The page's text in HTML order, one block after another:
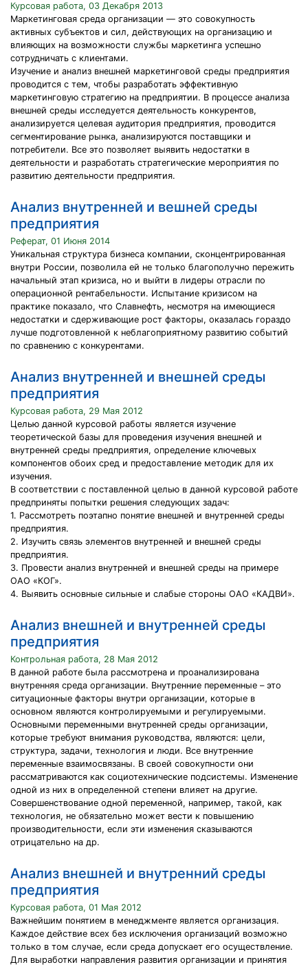
Курсовая работа, 03 Декабря 2013
Маркетинговая среда организации — это совокупность
активных субъектов и сил, действующих на организацию и
влияющих на возможности службы маркетинга успешно
сотрудничать с клиентами.
Изучение и анализ внешней маркетинговой среды предприятия
проводится с тем, чтобы разработать эффективную
маркетинговую стратегию на предприятии. В процессе анализа
внешней среды исследуется деятельность конкурентов,
анализируется целевая аудитория предприятия, проводится
сегментирование рынка, анализируются поставщики и
потребители. Все это позволяет выявить недостатки в
деятельности и разработать стратегические мероприятия по
развитию деятельности предприятия.
Анализ внутренней и вешней среды
предприятия
Реферат, 01 Июня 2014
Уникальная структура бизнеса компании, сконцентрированная
внутри России, позволила ей не только благополучно пережить
начальный этап кризиса, но и выйти в лидеры отрасли по
операционной рентабельности. Испытание кризисом на
практике показало, что Славнефть, несмотря на имеющиеся
недостатки и сдерживающие рост факторы, оказалась гораздо
лучше подготовленной к неблагоприятному развитию событий
по сравнению с конкурентами.
Анализ внутренней и внешней среды
предприятия
Курсовая работа, 29 Мая 2012
Целью данной курсовой работы является изучение
теоретической базы для проведения изучения внешней и
внутренней среды предприятия, определение ключевых
компонентов обоих сред и предоставление методик для их
изучения.
В соответствии с поставленной целью в данной курсовой работе
предприняты попытки решения следующих задач:
1. Рассмотреть поэтапно понятие внешней и внутренней среды
предприятия.
2. Изучить связь элементов внутренней и внешней среды
предприятия.
3. Провести анализ внутренней и внешней среды на примере
ОАО «КОГ».
4. Выявить основные сильные и слабые стороны ОАО «КАДВИ».
Анализ внешней и внутренней среды
предприятия
Контрольная работа, 28 Мая 2012
В данной работе была рассмотрена и проанализирована
внутренняя среда организации. Внутренние переменные – это
ситуационные факторы внутри организации, которые в
основном являются контролируемыми и регулируемыми.
Основными переменными внутренней среды организации,
которые требуют внимания руководства, являются: цели,
структура, задачи, технология и люди. Все внутренние
переменные взаимосвязаны. В своей совокупности они
рассматриваются как социотехнические подсистемы. Изменение
одной из них в определенной степени влияет на другие.
Совершенствование одной переменной, например, такой, как
технология, не обязательно может вести к повышению
производительности, если эти изменения сказываются
отрицательно на др.
Анализ внешней и внутренний среды
предприятия
Курсовая работа, 01 Мая 2012
Важнейшим понятием в менеджменте является организация.
Каждое действие всех без исключения организаций возможно
только в том случае, если среда допускает его осуществление.
Для выработки направления развития организации и принятия